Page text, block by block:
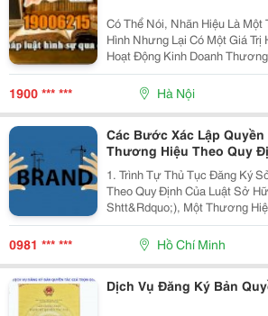
Có Thể Nói, Nhãn Hiệu Là Một
Hình Nhưng Lại Có Một Giá Trị
Hoạt Động Kinh Doanh
Nghiệp! Đăng Ký Nhãn Hiệu
Hữu Trí Tuệ: &Ldquo;Nhãn
1900 *** *** Hà Nội
Các Bước Xác Lập Quyền
Thương Hiệu Theo Quy
2024
1. Trình Tự Thủ Tục Đăng Ký
Theo Quy Định Của Luật Sở
Shtt&Rdquo;), Một Thương
Đến Khi Được Cấp Bằng Bảo
Tuy Nhiên, Trên Thực Tế,
0981 *** *** Hồ Chí Minh
Dịch Vụ Đăng Ký Bản